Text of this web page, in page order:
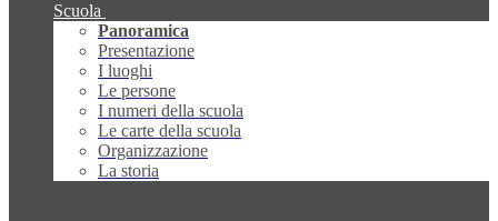
Scuola
Panoramica
Presentazione
I luoghi
Le persone
I numeri della scuola
Le carte della scuola
Organizzazione
La storia